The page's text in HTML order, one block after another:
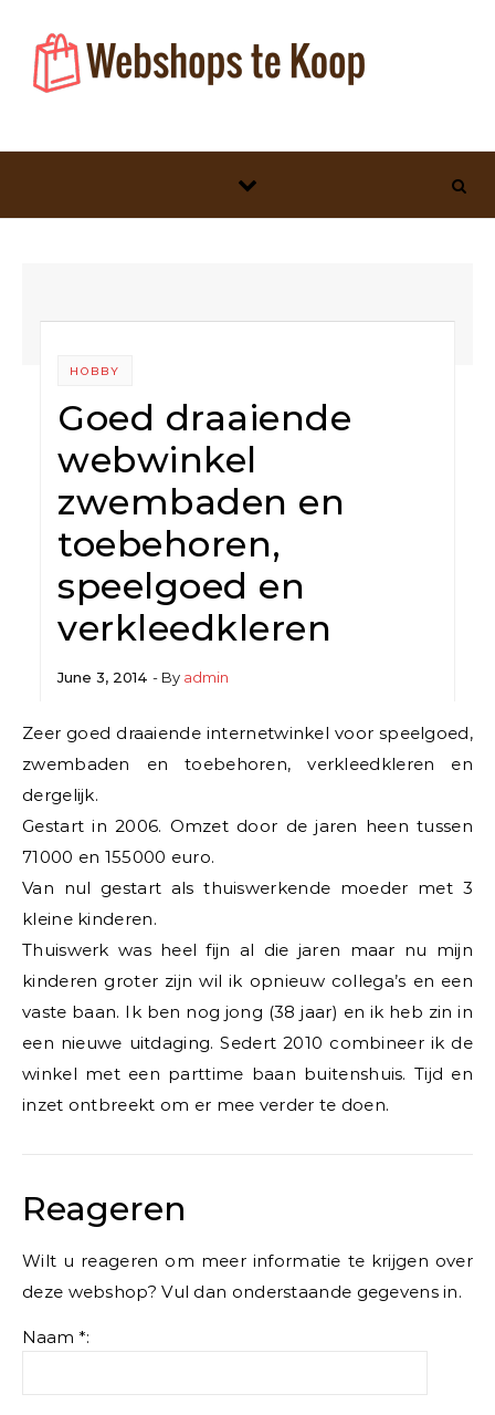
HOBBY
Goed draaiende
webwinkel
zwembaden en
toebehoren,
speelgoed en
verkleedkleren
June 3, 2014 - By admin
Zeer goed draaiende internetwinkel voor speelgoed,
zwembaden en toebehoren, verkleedkleren en
dergelijk.
Gestart in 2006. Omzet door de jaren heen tussen
71000 en 155000 euro.
Van nul gestart als thuiswerkende moeder met 3
kleine kinderen.
Thuiswerk was heel fijn al die jaren maar nu mijn
kinderen groter zijn wil ik opnieuw collega’s en een
vaste baan. Ik ben nog jong (38 jaar) en ik heb zin in
een nieuwe uitdaging. Sedert 2010 combineer ik de
winkel met een parttime baan buitenshuis. Tijd en
inzet ontbreekt om er mee verder te doen.
Reageren
Wilt u reageren om meer informatie te krijgen over
deze webshop? Vul dan onderstaande gegevens in.
Naam *: